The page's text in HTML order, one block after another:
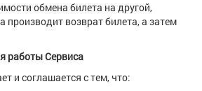
обмена билета на другой,
производит возврат билета, а затем
работы Сервиса
и соглашается с тем, что: